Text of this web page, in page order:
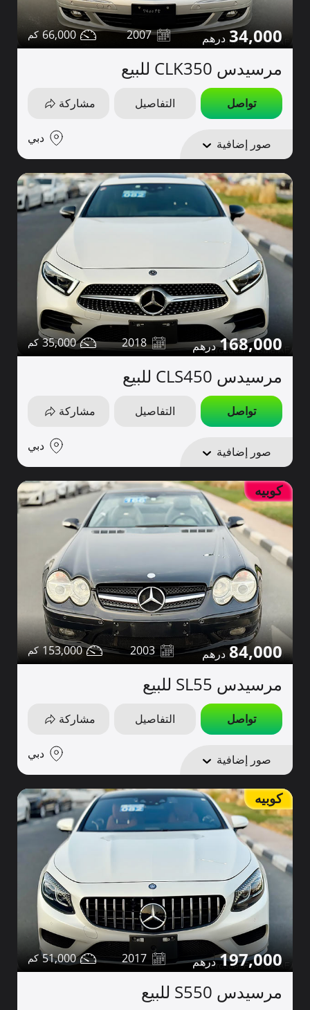
34,000
2007
66,000
مرسيدس CLK350 للبيع
تواصل التفاصيل مشاركة
صور إضافية دبي
168,000
2018
35,000
مرسيدس CLS450 للبيع
تواصل التفاصيل مشاركة
صور إضافية دبي
كوبيه
84,000
2003
153,000
مرسيدس SL55 للبيع
تواصل التفاصيل مشاركة
صور إضافية دبي
كوبيه
197,000
2017
51,000
مرسيدس S550 للبيع